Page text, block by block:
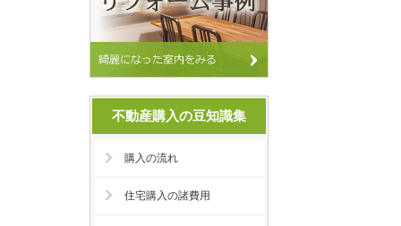
不動産購入の豆知識集
購入の流れ
住宅購入の諸費用